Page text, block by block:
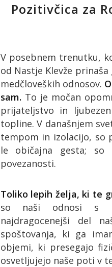
Pozitivčica za
V posebnem trenutku,
od Nastje Klevže
medčloveških odnosov.
sam. To je močan
prijateljstvo in
topline. V današnjem
tempom in izolacijo, so
le običajna gesta; so
povezanosti.
Toliko lepih želja, ki te
so naši odnosi s
najdragocenejši del
spoštovanja, ki ga
objemi, ki presegajo
osvetljujejo naše poti v